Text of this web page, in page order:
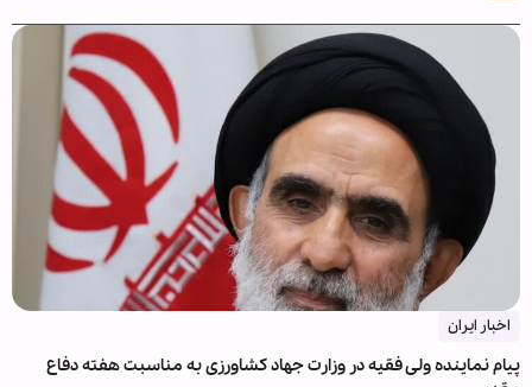
اخبار ایران
پیام نماینده ولی فقیه در وزارت جهاد کشاورزی به مناسبت هفته دفاع